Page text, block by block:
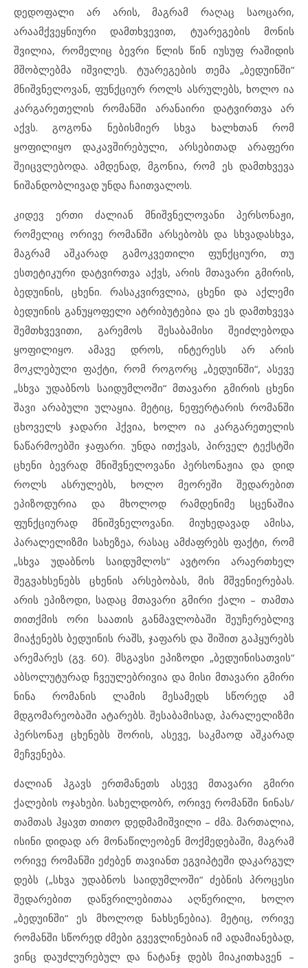
დედოფალი არ არის, მაგრამ რაღაც საოცარი,
არაამქვეყნიური დამთხვევით, ტუარეგების მონის
შვილია, რომელიც ბევრი წლის წინ იუსუფ რაშიდის
მშობლებმა იშვილეს. ტუარეგების თემა „ბედუინში“
მნიშვნელოვან, ფუნქციურ როლს ასრულებს, ხოლო ია
კარგარეთელის რომანში არანაირი დატვირთვა არ
აქვს. გოგონა ნებისმიერ სხვა ხალხთან რომ
ყოფილიყო დაკავშირებული, არსებითად არაფერი
შეიცვლებოდა. ამდენად, მგონია, რომ ეს დამთხვევა
ნიშანდობლივად უნდა ჩაითვალოს.
კიდევ ერთი ძალიან მნიშვნელოვანი პერსონაჟი,
რომელიც ორივე რომანში არსებობს და სხვადასხვა,
მაგრამ აშკარად გამოკვეთილი ფუნქციური, თუ
ესთეტიკური დატვირთვა აქვს, არის მთავარი გმირის,
ბედუინის, ცხენი. რასაკვირვლია, ცხენი და აქლემი
ბედუინის განუყოფელი ატრიბუტებია და ეს დამთხვევა
შემთხვევითი, გარემოს შესაბამისი შეიძლებოდა
ყოფილიყო. ამავე დროს, ინტერესს არ არის
მოკლებული ფაქტი, რომ როგორც „ბედუინში“, ასევე
„სხვა უდაბნოს საიდუმლოში“ მთავარი გმირის ცხენი
შავი არაბული ულაყია. მეტიც, ნეფერტარის რომანში
ცხოველს ჯადარი ჰქვია, ხოლო ია კარგარეთელის
ნაწარმოებში ჯაფარი. უნდა ითქვას, პირველ ტექსტში
ცხენი ბევრად მნიშვნელოვანი პერსონაჟია და დიდ
როლს ასრულებს, ხოლო მეორეში შედარებით
ეპიზოდურია და მხოლოდ რამდენიმე სცენაშია
ფუნქციურად მნიშვნელოვანი. მიუხედავად ამისა,
პარალელიზმი სახეზეა, რასაც ამძაფრებს ფაქტი, რომ
„სხვა უდაბნოს საიდუმლოს“ ავტორი არაერთხელ
შეგვახსენებს ცხენის არსებობას, მის მშვენიერებას.
არის ეპიზოდი, სადაც მთავარი გმირი ქალი – თამთა
თითქმის ორი საათის განმავლობაში შეუჩერებლივ
მიაჭენებს ბედუინის რაშს, ჯაფარს და შიშით გაჰყურებს
არემარეს (გვ. 60). მსგავსი ეპიზოდი „ბედუინისათვის“
აბსოლუტურად ჩვეულებრივია და მისი მთავარი გმირი
ნინა რომანის ლამის მესამედს სწორედ ამ
მდგომარეობაში ატარებს. შესაბამისად, პარალელიზმი
პერსონაჟ ცხენებს შორის, ასევე, საკმაოდ აშკარად
მეჩვენება.
ძალიან ჰგავს ერთმანეთს ასევე მთავარი გმირი
ქალების ოჯახები. სახელდობრ, ორივე რომანში ნინას/
თამთას ჰყავთ თითო დედმამიშვილი – ძმა. მართალია,
ისინი დიდად არ მონაწილეობენ მოქმედებაში, მაგრამ
ორივე რომანში ეძებენ თავიანთ ეგვიპტეში დაკარგულ
დებს („სხვა უდაბნოს საიდუმლოში“ ძებნის პროცესი
შედარებით დაწვრილებითაა აღწერილი, ხოლო
„ბედუინში“ ეს მხოლოდ ნახსენებია). მეტიც, ორივე
რომანში სწორედ ძმები გვევლინებიან იმ ადამიანებად,
ვინც დაუძლურებულ და ნატანჯ დებს მიაკითხავენ –